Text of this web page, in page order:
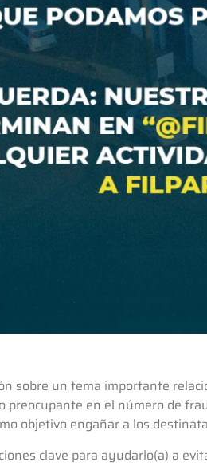
sobre un tema importante
preocupante en el número de
objetivo engañar a los
clave para ayudarlo(a) a